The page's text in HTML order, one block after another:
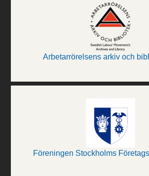
Arbetarrörelsens arkiv och
Föreningen Stockholms